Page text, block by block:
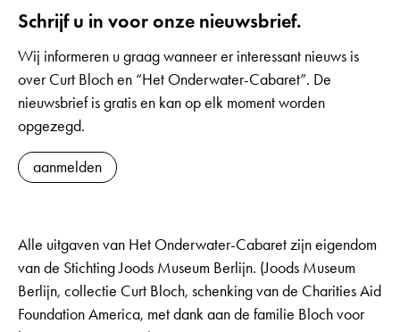
Schrijf u in voor onze nieuwsbrief.
Wij informeren u graag wanneer er interessant nieuws is
over Curt Bloch en “Het Onderwater-Cabaret”. De
nieuwsbrief is gratis en kan op elk moment worden
opgezegd.
aanmelden
Alle uitgaven van Het Onderwater-Cabaret zijn eigendom
van de Stichting Joods Museum Berlijn. (Joods Museum
Berlijn, collectie Curt Bloch, schenking van de Charities Aid
Foundation America, met dank aan de familie Bloch voor